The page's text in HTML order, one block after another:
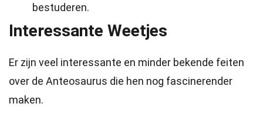
bestuderen.
Interessante Weetjes
Er zijn veel interessante en minder bekende feiten
over de Anteosaurus die hen nog fascinerender
maken.